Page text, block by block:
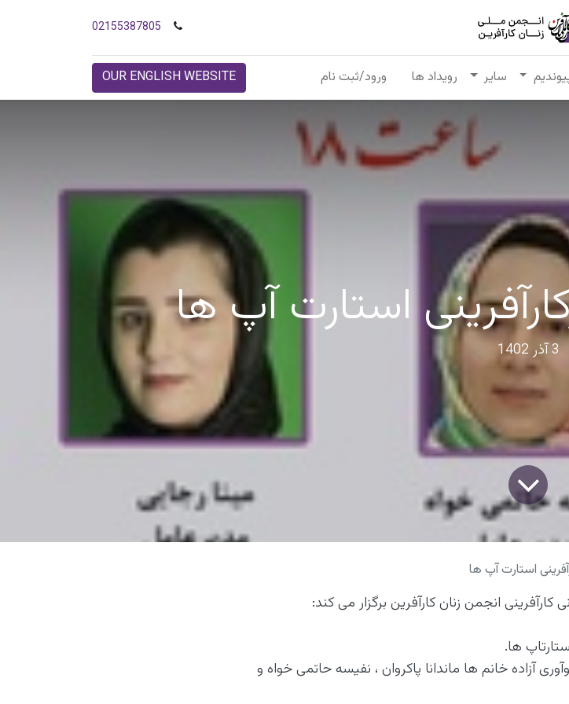
02155387805
سایر رویداد ها ورود/ثبت نام OUR ENGLISH WEBSITE
استارت آپ ها
3 آذر 1402
استارت آپ ها
انجمن زنان کارآفرین برگزار می کند:
ها.
آزاده خانم ها ماندانا پاکروان ، نفیسه حاتمی خواه و